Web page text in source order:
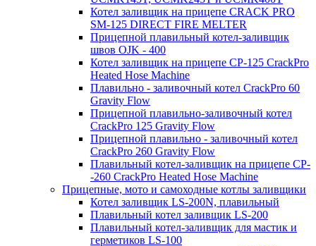
Котел заливщик на прицепе CRACK PRO
SM-125 DIRECT FIRE MELTER
Прицепной плавильный котел-заливщик
швов OJK - 400
Котел заливщик на прицепе CP-125 CrackPro
Heated Hose Machine
Плавильно - заливочный котел CrackPro 60
Gravity Flow
Прицепной плавильно-заливочный котел
CrackPro 125 Gravity Flow
Прицепной плавильно - заливочный котел
CrackPro 260 Gravity Flow
Плавильный котел-заливщик на прицепе CP-
-260 CrackPro Heated Hose Machine
Прицепные, мото и самоходные котлы заливщики
Котел заливщик LS-200N, плавильный
Плавильный котел заливщик LS-200
Плавильный котел-заливщик для мастик и
герметиков LS-100